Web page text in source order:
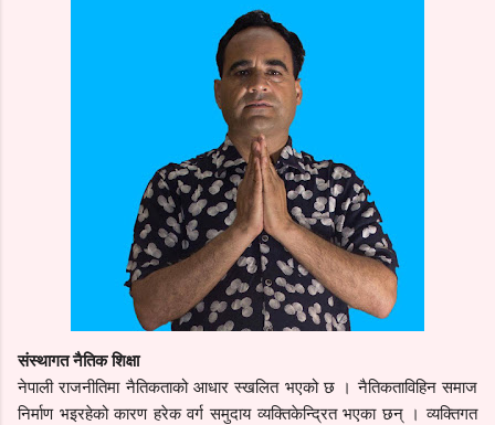
संस्थागत नैतिक शिक्षा
नेपाली राजनीतिमा नैतिकताको आधार स्खलित भएको छ । नैतिकताविहिन समाज
निर्माण भइरहेको कारण हरेक वर्ग समुदाय व्यक्तिकेन्द्रित भएका छन् । व्यक्तिगत